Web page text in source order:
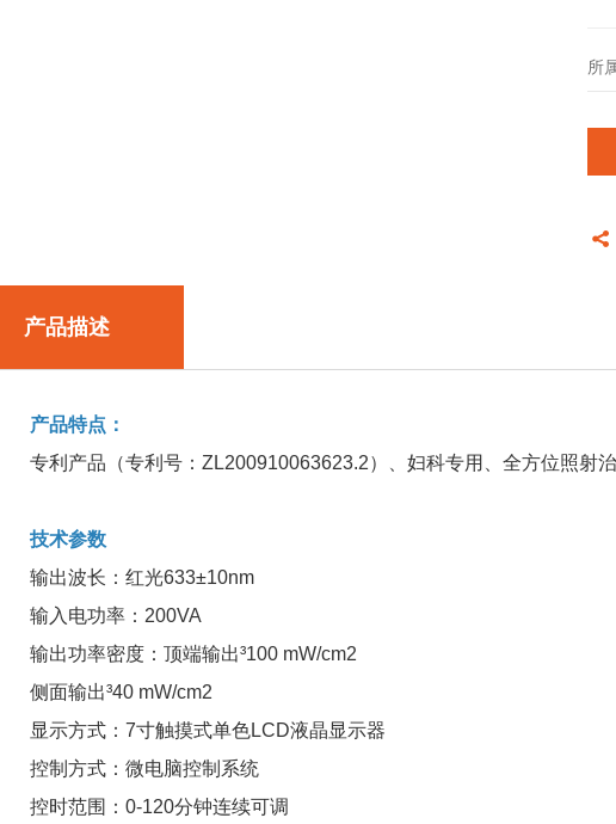
所
产品描述
产品特点：
专利产品（专利号：ZL200910063623.2）、妇科专用、全方位照射
技术参数
输出波长：红光633±10nm
输入电功率：200VA
输出功率密度：顶端输出³100 mW/cm2
侧面输出³40 mW/cm2
显示方式：7寸触摸式单色LCD液晶显示器
控制方式：微电脑控制系统
控时范围：0-120分钟连续可调